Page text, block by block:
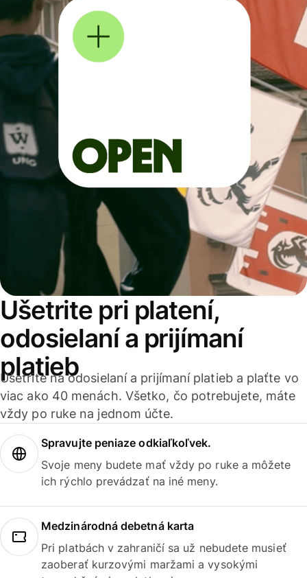
Ušetrite pri platení,
odosielaní a prijímaní
platieb
Ušetrite na odosielaní a prijímaní platieb a plaťte vo
viac ako 40 menách. Všetko, čo potrebujete, máte
vždy po ruke na jednom účte.
Spravujte peniaze odkiaľkoľvek.
Svoje meny budete mať vždy po ruke a môžete
ich rýchlo prevádzať na iné meny.
Medzinárodná debetná karta
Pri platbách v zahraničí sa už nebudete musieť
zaoberať kurzovými maržami a vysokými